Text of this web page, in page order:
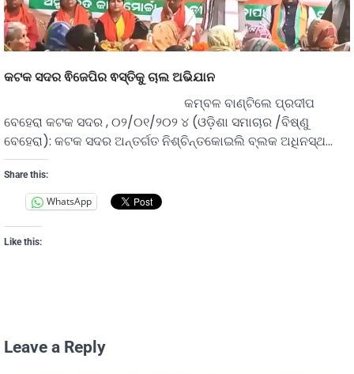
କଟକ ସଦର ଵିଜେପିର ଵସ୍ତିକୁ ଚାଲ ଅଭିଯାନ
କମ୍ବଳ ବାଣ୍ଟିଲେ ପ୍ରଦୀପ
ବେହେରା କଟକ ସଦର , ୦୨/୦୧/୨୦୨ ୪ (ଓଡ଼ିଶା ସମାଚାର /ବିଷ୍ଣୁ
ବେହେରା): କଟକ ସଦର ଅନ୍ତର୍ଗତ ନିଶ୍ଚିନ୍ତକୋଇଲି ବ୍ଲକ ଅଧିନସ୍ଥ…
Share this:
WhatsApp
Like this:
Leave a Reply